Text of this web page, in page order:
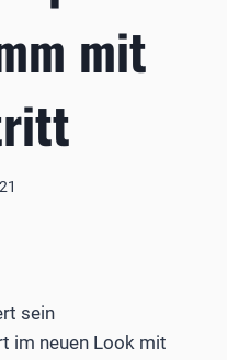
mit
sein
im neuen Look mit